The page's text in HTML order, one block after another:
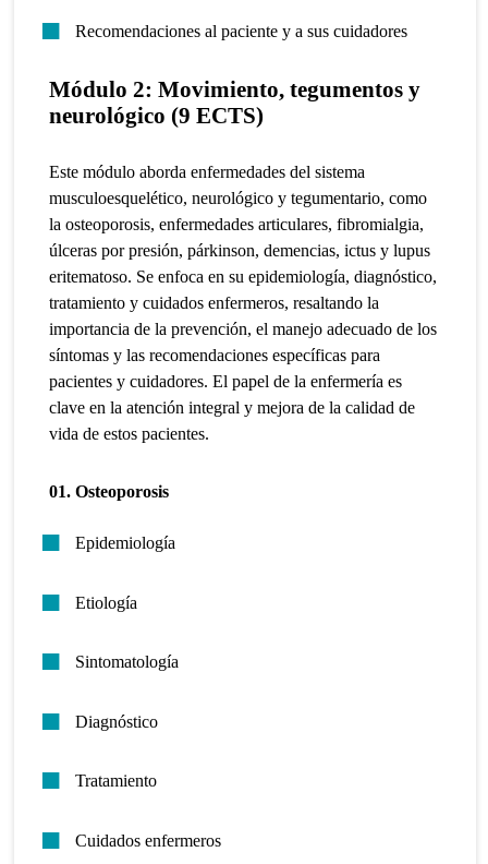
Recomendaciones al paciente y a sus cuidadores
Módulo 2: Movimiento, tegumentos y
neurológico (9 ECTS)
Este módulo aborda enfermedades del sistema
musculoesquelético, neurológico y tegumentario, como
la osteoporosis, enfermedades articulares, fibromialgia,
úlceras por presión, párkinson, demencias, ictus y lupus
eritematoso. Se enfoca en su epidemiología, diagnóstico,
tratamiento y cuidados enfermeros, resaltando la
importancia de la prevención, el manejo adecuado de los
síntomas y las recomendaciones específicas para
pacientes y cuidadores. El papel de la enfermería es
clave en la atención integral y mejora de la calidad de
vida de estos pacientes.
01. Osteoporosis
Epidemiología
Etiología
Sintomatología
Diagnóstico
Tratamiento
Cuidados enfermeros